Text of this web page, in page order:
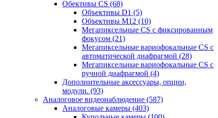
Обективы CS (68)
Объективы D1 (5)
Объективы M12 (10)
Мегапиксельные CS c фиксированным
фокусом (21)
Мегапиксельные вариофокальные CS c
автоматической диафрагмой (28)
Мегапиксельные вариофокальные CS c
ручной диафрагмой (4)
Дополнительные аксессуары, опции,
модули. (93)
Аналоговое видеонаблюдение (587)
Аналоговые камеры (403)